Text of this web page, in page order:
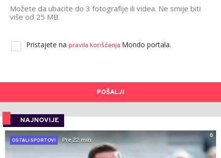
Možete da ubacite do 3 fotografije ili videa. Ne smije biti
više od 25 MB.
Pristajete na pravila korišćenja Mondo portala.
POŠALJI
NAJNOVIJE
0
OSTALI SPORTOVI
Pre 22 min